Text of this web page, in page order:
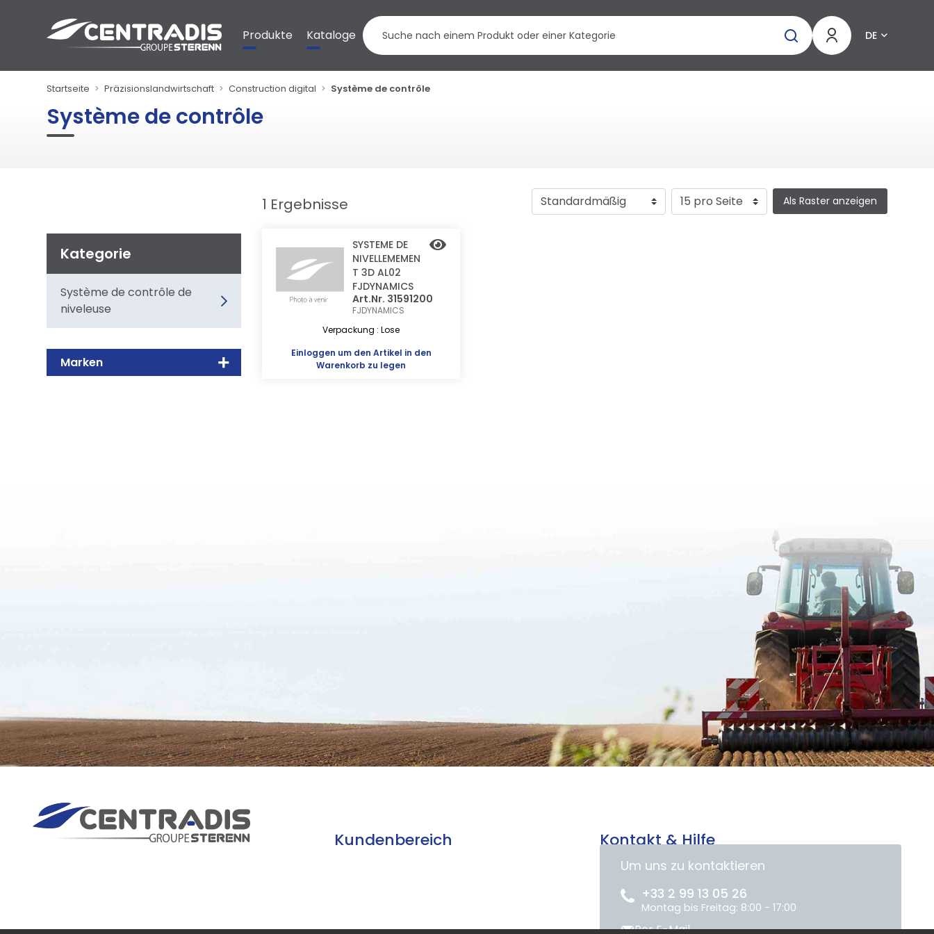
Produkte Kataloge DE
Startseite Präzisionslandwirtschaft Construction digital Système de contrôle
Système de contrôle
Kategorie
Système de contrôle de
niveleuse
Marken
1 Ergebnisse Als Raster anzeigen
SYSTEME DE
NIVELLEMEMEN
T 3D AL02
FJDYNAMICS
Art.Nr. 31591200
FJDYNAMICS
Verpackung : Lose
Einloggen um den Artikel in den
Warenkorb zu legen
Kundenbereich Kontakt & Hilfe
Um uns zu kontaktieren
+33 2 99 13 05 26
Montag bis Freitag: 8:00 - 17:00
Per E-Mail